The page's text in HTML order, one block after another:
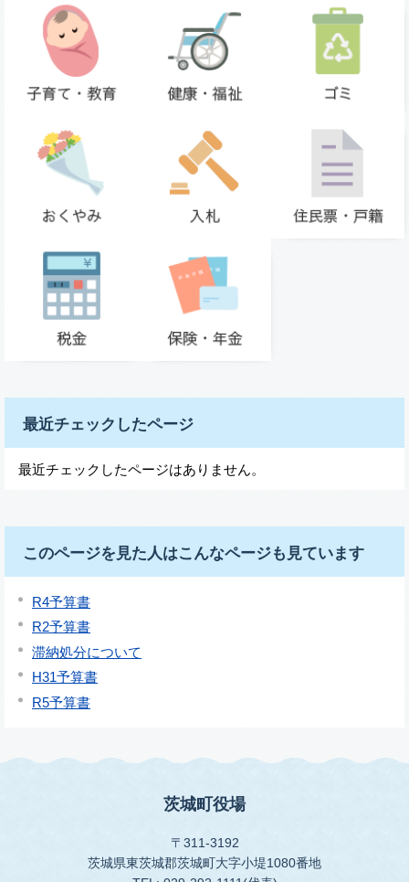
最近チェックしたページ
最近チェックしたページはありません。
このページを見た人はこんなページも見ています
R4予算書
R2予算書
滞納処分について
H31予算書
R5予算書
茨城町役場
〒311-3192
茨城県東茨城郡茨城町大字小堤1080番地